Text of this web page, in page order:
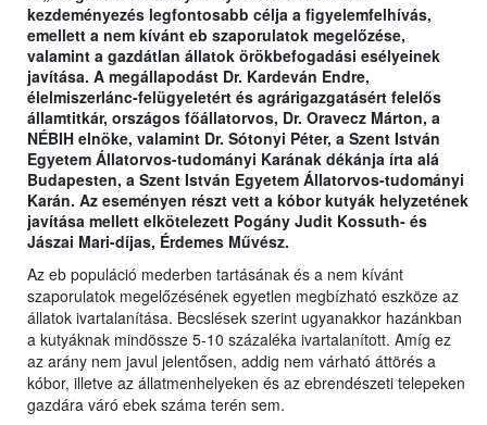
kezdeményezés legfontosabb célja a figyelemfelhívás,
emellett a nem kívánt eb szaporulatok megelőzése,
valamint a gazdátlan állatok örökbefogadási esélyeinek
javítása. A megállapodást Dr. Kardeván Endre,
élelmiszerlánc-felügyeletért és agrárigazgatásért felelős
államtitkár, országos főállatorvos, Dr. Oravecz Márton, a
NÉBIH elnöke, valamint Dr. Sótonyi Péter, a Szent István
Egyetem Állatorvos-tudományi Karának dékánja írta alá
Budapesten, a Szent István Egyetem Állatorvos-tudományi
Karán. Az eseményen részt vett a kóbor kutyák helyzetének
javítása mellett elkötelezett Pogány Judit Kossuth- és
Jászai Mari-díjas, Érdemes Művész.
Az eb populáció mederben tartásának és a nem kívánt
szaporulatok megelőzésének egyetlen megbízható eszköze az
állatok ivartalanítása. Becslések szerint ugyanakkor hazánkban
a kutyáknak mindössze 5-10 százaléka ivartalanított. Amíg ez
az arány nem javul jelentősen, addig nem várható áttörés a
kóbor, illetve az állatmenhelyeken és az ebrendészeti telepeken
gazdára váró ebek száma terén sem.